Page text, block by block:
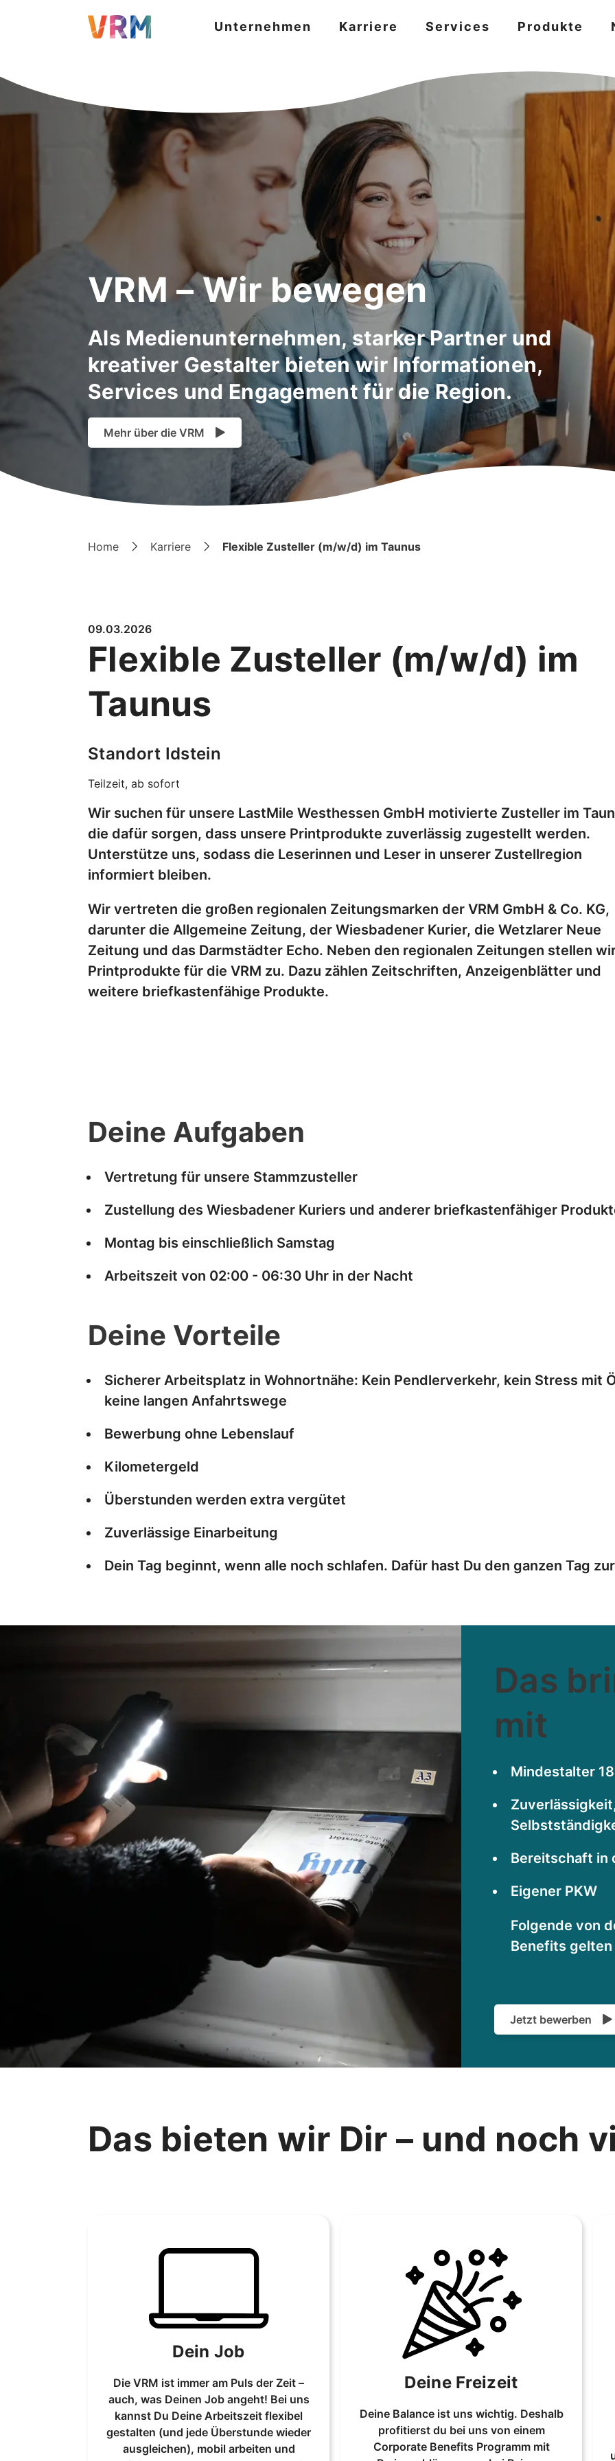
Unternehmen Karriere Services Produkte
VRM – Wir bewegen
Als Medienunternehmen, starker Partner und
kreativer Gestalter bieten wir Informationen,
Services und Engagement für die Region.
Mehr über die VRM
Home Karriere Flexible Zusteller (m/w/d) im Taunus
09.03.2026
Flexible Zusteller (m/w/d) im
Taunus
Standort Idstein
Teilzeit, ab sofort
Wir suchen für unsere LastMile Westhessen GmbH motivierte Zusteller im
die dafür sorgen, dass unsere Printprodukte zuverlässig zugestellt werden.
Unterstütze uns, sodass die Leserinnen und Leser in unserer Zustellregion
informiert bleiben.
Wir vertreten die großen regionalen Zeitungsmarken der VRM GmbH & Co. KG,
darunter die Allgemeine Zeitung, der Wiesbadener Kurier, die Wetzlarer Neue
Zeitung und das Darmstädter Echo. Neben den regionalen Zeitungen stellen
Printprodukte für die VRM zu. Dazu zählen Zeitschriften, Anzeigenblätter und
weitere briefkastenfähige Produkte.
Deine Aufgaben
Vertretung für unsere Stammzusteller
Zustellung des Wiesbadener Kuriers und anderer briefkastenfähiger
Montag bis einschließlich Samstag
Arbeitszeit von 02:00 - 06:30 Uhr in der Nacht
Deine Vorteile
Sicherer Arbeitsplatz in Wohnortnähe: Kein Pendlerverkehr, kein Stress mit
keine langen Anfahrtswege
Bewerbung ohne Lebenslauf
Kilometergeld
Überstunden werden extra vergütet
Zuverlässige Einarbeitung
Dein Tag beginnt, wenn alle noch schlafen. Dafür hast Du den ganzen Tag
Das
mit
Mindestalter
Bereitschaft in
Eigener PKW
Folgende von
Benefits
Jetzt bewerben
Das bieten wir Dir – und noch
Dein Job
Die VRM ist immer am Puls der Zeit –
auch, was Deinen Job angeht! Bei uns
kannst Du Deine Arbeitszeit flexibel
gestalten (und jede Überstunde wieder
ausgleichen), mobil arbeiten und
Deine Freizeit
Deine Balance ist uns wichtig. Deshalb
profitierst du bei uns von einem
Corporate Benefits Programm mit